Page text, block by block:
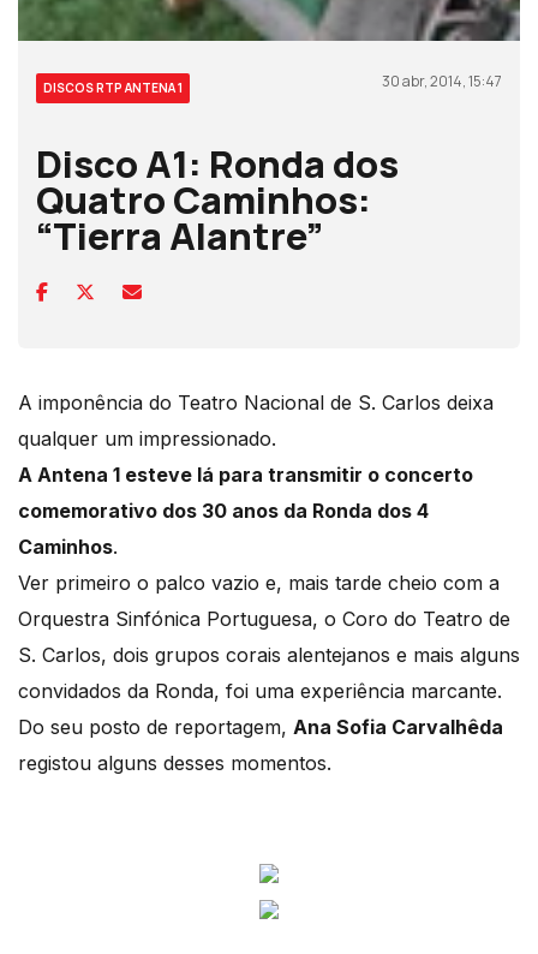
DISCOS RTP ANTENA 1 30 abr, 2014, 15:47
Disco A1: Ronda dos
Quatro Caminhos:
“Tierra Alantre”
A imponência do Teatro Nacional de S. Carlos deixa
qualquer um impressionado.
A Antena 1 esteve lá para transmitir o concerto
comemorativo dos 30 anos da Ronda dos 4
Caminhos.
Ver primeiro o palco vazio e, mais tarde cheio com a
Orquestra Sinfónica Portuguesa, o Coro do Teatro de
S. Carlos, dois grupos corais alentejanos e mais alguns
convidados da Ronda, foi uma experiência marcante.
Do seu posto de reportagem, Ana Sofia Carvalhêda
registou alguns desses momentos.